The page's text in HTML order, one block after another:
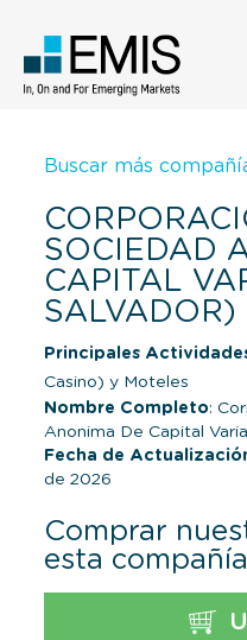
Buscar más
SOCIEDAD
CAPITAL
SALVADOR)
Principales
Casino) y Moteles
Nombre Completo:
Anonima De Capital
Fecha de
de 2026
Comprar
esta compañía